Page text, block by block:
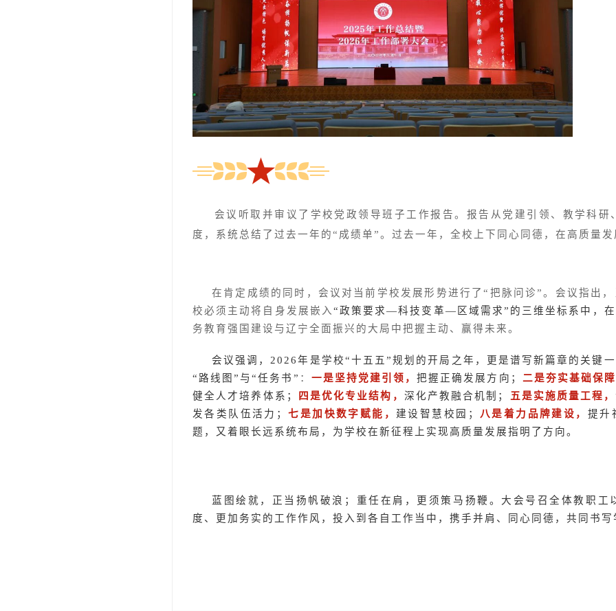
会议听取并审议了学校党政领导班子工作报告。报告从党建引领、教学科
度，系统总结了过去一年的“成绩单”。过去一年，全校上下同心同德，在高质量
在肯定成绩的同时，会议对当前学校发展形势进行了“把脉问诊”。会议指出
校必须主动将自身发展嵌入“政策要求—科技变革—区域需求”的三维坐标系中，
务教育强国建设与辽宁全面振兴的大局中把握主动、赢得未来。
会议强调，2026年是学校“十五五”规划的开局之年，更是谱写新篇章的关键
“路线图”与“任务书” ： 一是坚持党建引领，把握正确发展方向； 二是夯实基础保
健全人才培养体系；
四是优化专业结构， 深化产教融合机制； 五是实施质量工程，
发各类队伍活力； 七是加快数字赋能， 建设智慧校园； 八是着力品牌建设， 提升
题，又着眼长远系统布局，为学校在新征程上实现高质量发展指明了方向。
蓝图绘就，正当扬帆破浪；重任在肩，更须策马扬鞭。大会号召全体教职
度、更加务实的工作作风，投入到各自工作当中，携手并肩、同心同德，共同书